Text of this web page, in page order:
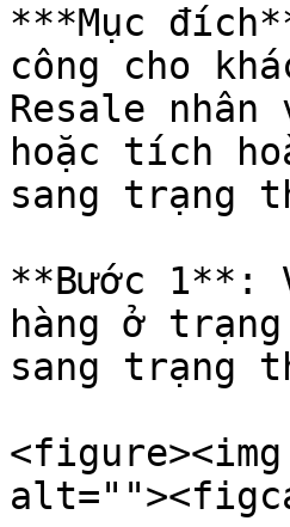
***Mục
công cho
Resale
hoặc tích
sang trạng
**Bước 1**:
hàng ở
sang trạng